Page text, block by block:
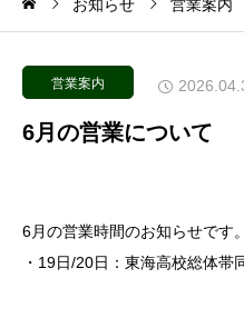
お知らせ 営業案内
営業案内
6月の営業について
6月の営業時間のお知らせです。
・19日/20日：東海高校総体帯